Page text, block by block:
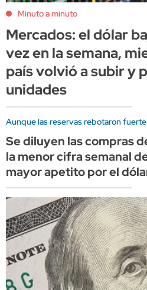
Minuto a minuto
Mercados: el dólar
vez en la semana,
país volvió a subir y
unidades
Aunque las reservas rebotaron fuerte
Se diluyen las compras
la menor cifra semanal
mayor apetito por el